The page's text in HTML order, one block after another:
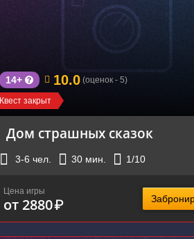
Квест закрыт
14+ 10.0 (оценок - 5)
Дом страшных сказок
3-6 чел. 30 мин. 1/10
Цена игры
от 2880₽